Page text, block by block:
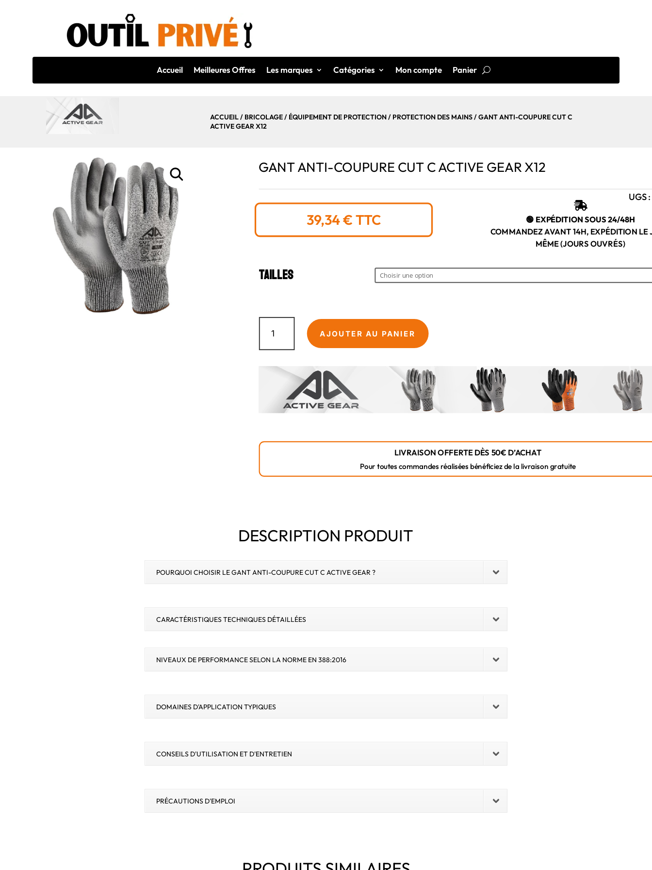
Accueil Meilleures Offres Les marques Catégories Mon compte Panier
ACCUEIL/ BRICOLAGE/ ÉQUIPEMENT DE PROTECTION/ PROTECTION DES MAINS/ GANT ANTI-COUPURE CUT C
ACTIVE GEAR X12
GANT ANTI-COUPURE CUT C ACTIVE GEAR X12
UGS :
39,34€ TTC

🟢 EXPÉDITION SOUS 24/48H
COMMANDEZ AVANT 14H, EXPÉDITION LE
MÊME (JOURS OUVRÉS)
Tailles
quantité
Gant
Coupure
Active
Gear
AJOUTER AU PANIER
LIVRAISON OFFERTE DÈS 50€ D’ACHAT
Pour toutes commandes réalisées bénéficiez de la livraison gratuite
DESCRIPTION PRODUIT
POURQUOI CHOISIR LE GANT ANTI-COUPURE CUT C ACTIVE GEAR ?
CARACTÉRISTIQUES TECHNIQUES DÉTAILLÉES
NIVEAUX DE PERFORMANCE SELON LA NORME EN 388:2016
DOMAINES D'APPLICATION TYPIQUES
CONSEILS D'UTILISATION ET D'ENTRETIEN
PRÉCAUTIONS D'EMPLOI